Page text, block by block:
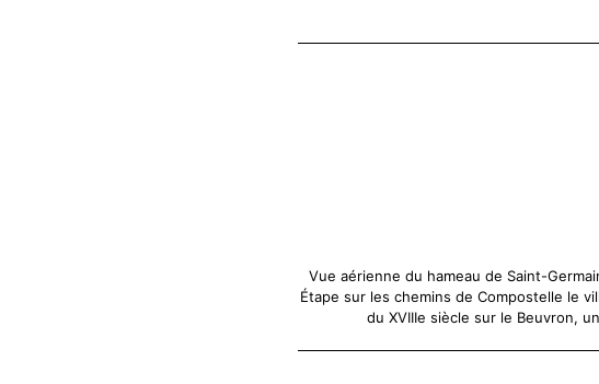
Vue aérienne du hameau de Saint-
Étape sur les chemins de Compostelle le
du XVIIIe siècle sur le Beuvron,